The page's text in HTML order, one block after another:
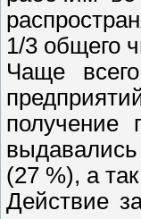
1/3 общего
Чаще
получение
(27 %), а
Действие